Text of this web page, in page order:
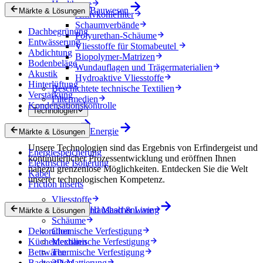
Healthcare
Aktivkohlefilter
Schaumverbände
Polyurethan-Schäume
Vliesstoffe für Stomabeutel
Biopolymer-Matrizen
Wundauflagen und Trägermaterialien
Hydroaktive Vliesstoffe
Beschichtete technische Textilien
Filtermedien
Technologien
Technologien
Unsere Technologien sind das Ergebnis von Erfindergeist und
kontinuierlicher Prozessentwicklung und eröffnen Ihnen
nahezu grenzenlose Möglichkeiten. Entdecken Sie die Welt
unserer technologischen Kompetenz.
Vliesstoffe
Gewebe und Maschenware
Schäume
Chemische Verfestigung
Mechanische Verfestigung
Thermische Verfestigung
Märkte & Lösungen Bauwesen
Dachbegrünung
Entwässerung
Abdichtung
Bodenbeläge
Akustik
Hinterlüftung
Verstärkung
Kondensationskontrolle
Märkte & Lösungen Energie
Energiespeicherung
Elektrische Isolierung
Kabel
Friction Inserts
Märkte & Lösungen Haushalt & Living
Dekoration
Küchentextilien
Bettwaren